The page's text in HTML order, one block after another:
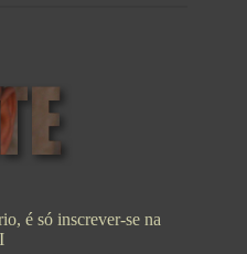
é só inscrever-se na